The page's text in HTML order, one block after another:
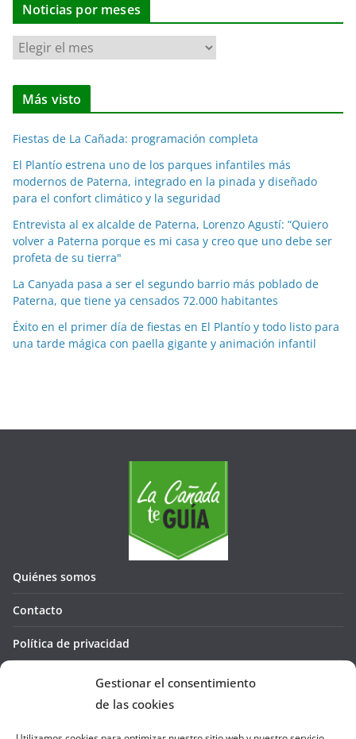
Gestionar el consentimiento
de las cookies
Noticias por meses
N
o
t
i
a
s
p
o
r
m
e
s
e
s
Más visto
Fiestas de La Cañada: programación completa
El Plantío estrena uno de los parques infantiles más
modernos de Paterna, integrado en la pinada y diseñado
para el confort climático y la seguridad
Entrevista al ex alcalde de Paterna, Lorenzo Agustí: “Quiero
volver a Paterna porque es mi casa y creo que uno debe ser
profeta de su tierra"
La Canyada pasa a ser el segundo barrio más poblado de
Paterna, que tiene ya censados 72.000 habitantes
Éxito en el primer día de fiestas en El Plantío y todo listo para
una tarde mágica con paella gigante y animación infantil
Quiénes somos
Contacto
Política de privacidad
Política de cookies (UE)